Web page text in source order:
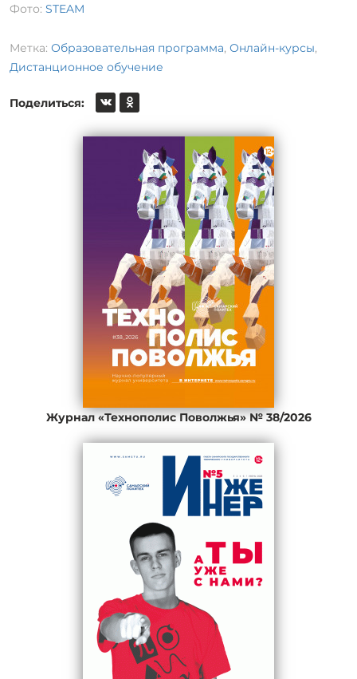
Фото: STEAM
Метка: Образовательная программа, Онлайн-курсы,
Дистанционное обучение
Поделиться:
Журнал «Технополис Поволжья» № 38/2026